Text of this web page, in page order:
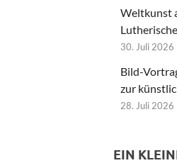
Weltkunst
30. Juli 2026
Bild-
zur
28. Juli 2026
EIN